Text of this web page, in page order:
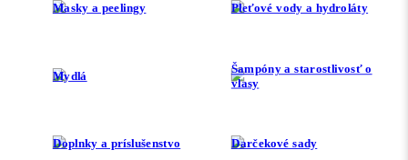
Masky a peelingy Pleťové vody a hydroláty
Mydlá
Šampóny a starostlivosť o
vlasy
Doplnky a príslušenstvo Darčekové sady